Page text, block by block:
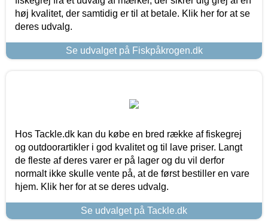
høj kvalitet, der samtidig er til at betale. Klik her for at se
deres udvalg.
Se udvalget på Fiskpåkrogen.dk
Hos Tackle.dk kan du købe en bred række af fiskegrej
og outdoorartikler i god kvalitet og til lave priser. Langt
de fleste af deres varer er på lager og du vil derfor
normalt ikke skulle vente på, at de først bestiller en vare
hjem. Klik her for at se deres udvalg.
Se udvalget på Tackle.dk